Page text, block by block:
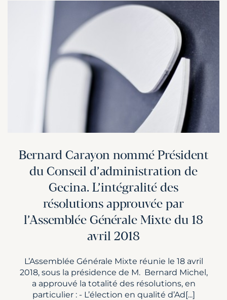
Bernard Carayon nommé Président
du Conseil d’administration de
Gecina. L’intégralité des
résolutions approuvée par
l’Assemblée Générale Mixte du 18
avril 2018
L’Assemblée Générale Mixte réunie le 18 avril
2018, sous la présidence de M. Bernard Michel,
a approuvé la totalité des résolutions, en
particulier : - L’élection en qualité d’Ad[...]